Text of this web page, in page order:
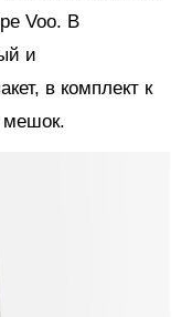
Voo. В
и
в комплект к
мешок.